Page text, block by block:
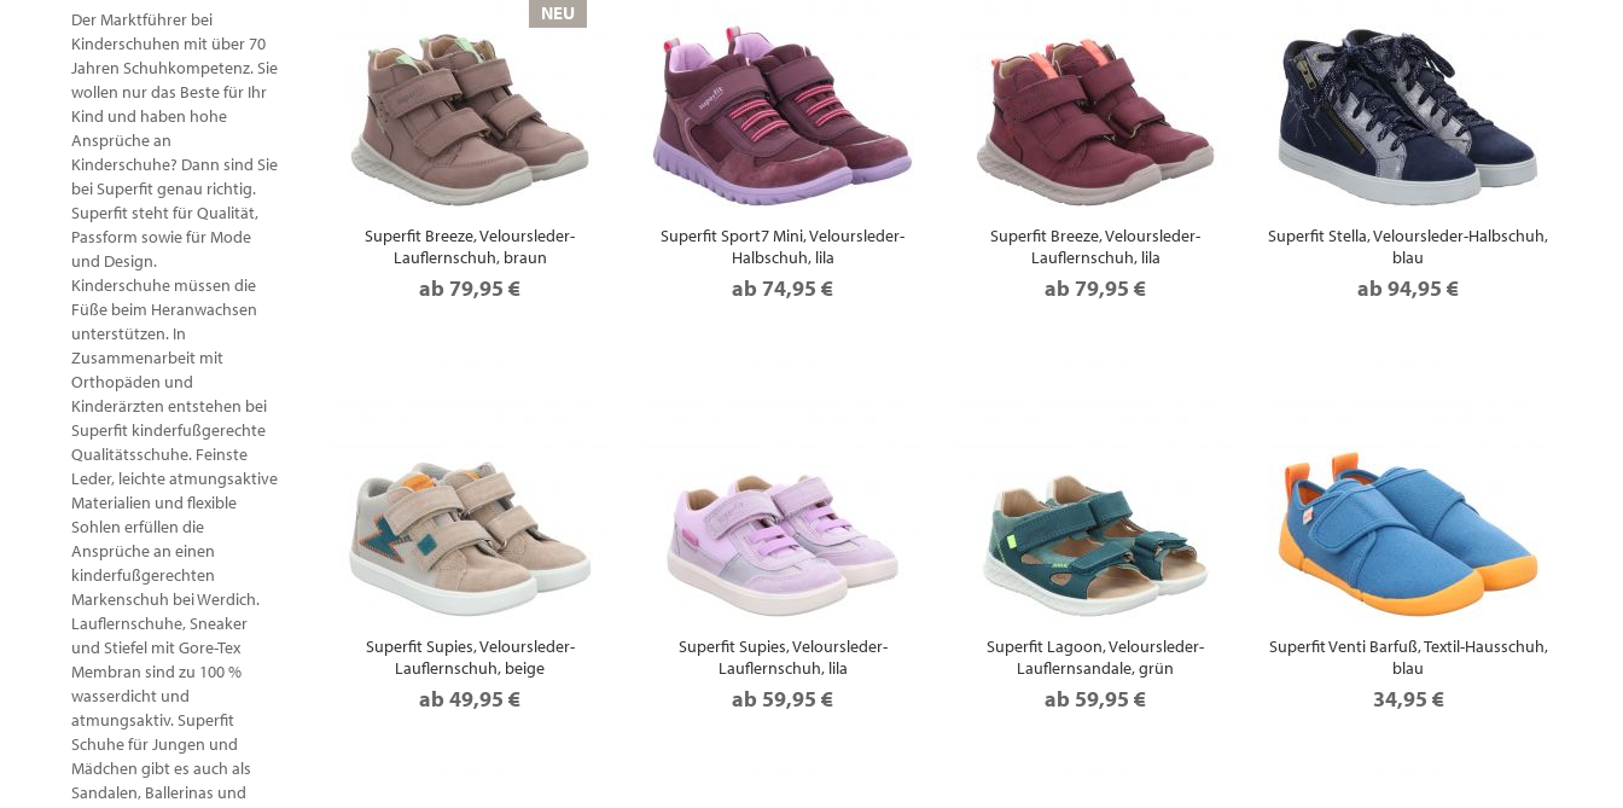
Der Marktführer bei
Kinderschuhen mit über 70
Jahren Schuhkompetenz. Sie
wollen nur das Beste für Ihr
Kind und haben hohe
Ansprüche an
Kinderschuhe? Dann sind Sie
bei Superfit genau richtig.
Superfit steht für Qualität,
Passform sowie für Mode
und Design.
Kinderschuhe müssen die
Füße beim Heranwachsen
unterstützen. In
Zusammenarbeit mit
Orthopäden und
Kinderärzten entstehen bei
Superfit kinderfußgerechte
Qualitätsschuhe. Feinste
Leder, leichte atmungsaktive
Materialien und flexible
Sohlen erfüllen die
Ansprüche an einen
kinderfußgerechten
Markenschuh bei Werdich.
Lauflernschuhe, Sneaker
und Stiefel mit Gore-Tex
Membran sind zu 100 %
wasserdicht und
atmungsaktiv. Superfit
Schuhe für Jungen und
Mädchen gibt es auch als
Sandalen, Ballerinas und
NEU
Superfit Breeze, Veloursleder-
Lauflernschuh, braun
ab 79,95 €
Superfit Sport7 Mini, Veloursleder-
Halbschuh, lila
ab 74,95 €
Superfit Breeze, Veloursleder-
Lauflernschuh, lila
ab 79,95 €
Superfit Stella, Veloursleder-Halbschuh,
blau
ab94,95 €
Superfit Supies, Veloursleder-
Lauflernschuh, beige
ab49,95 €
Superfit Supies, Veloursleder-
Lauflernschuh, lila
ab 59,95 €
Superfit Lagoon, Veloursleder-
Lauflernsandale, grün
ab 59,95 €
Superfit Venti Barfuß, Textil-Hausschuh,
blau
34,95 €